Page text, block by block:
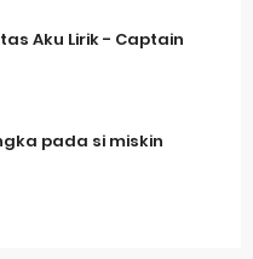
Aku Lirik - Captain
pada si miskin